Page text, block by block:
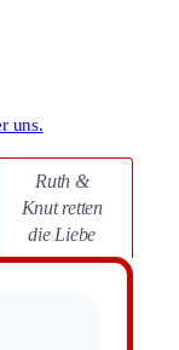
uns.
Ruth &
Knut retten
die Liebe